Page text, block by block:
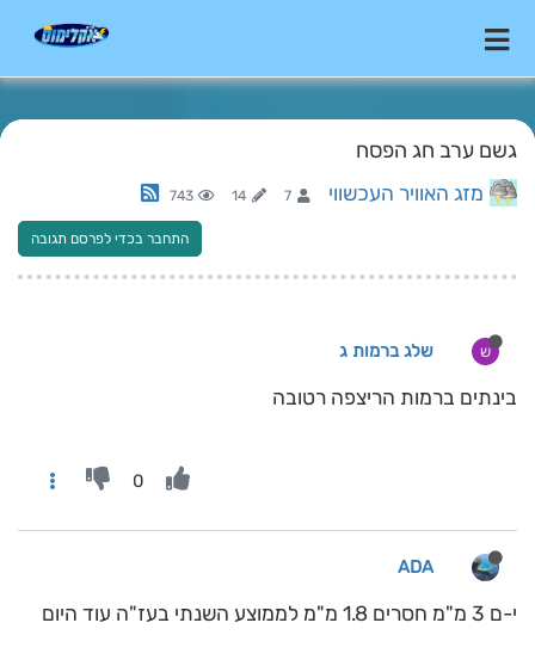
גשם ערב חג הפסח
מזג האוויר העכשווי 7
14
743
התחבר בכדי לפרסם תגובה
ש שלג ברמות ג
בינתים ברמות הריצפה רטובה
0
ADA
י-ם 3 מ"מ חסרים 1.8 מ"מ לממוצע השנתי בעז"ה עוד היום